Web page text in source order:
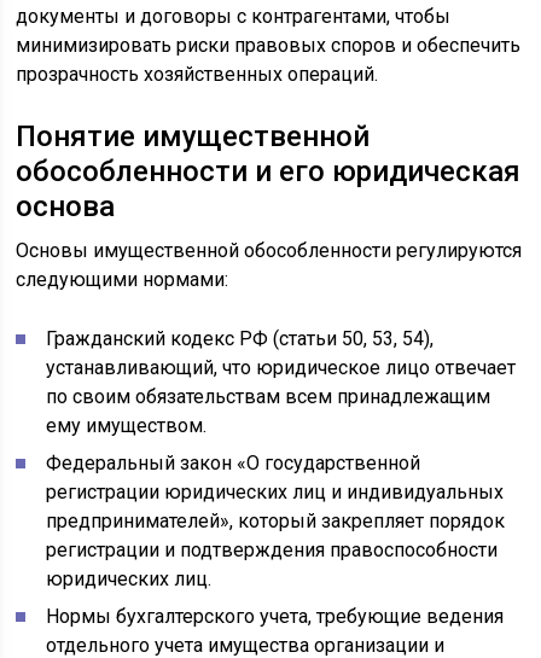
документы и договоры с контрагентами, чтобы
минимизировать риски правовых споров и обеспечить
прозрачность хозяйственных операций.
Понятие имущественной
обособленности и его юридическая
основа
Основы имущественной обособленности регулируются
следующими нормами:
Гражданский кодекс РФ (статьи 50, 53, 54),
устанавливающий, что юридическое лицо отвечает
по своим обязательствам всем принадлежащим
ему имуществом.
Федеральный закон «О государственной
регистрации юридических лиц и индивидуальных
предпринимателей», который закрепляет порядок
регистрации и подтверждения правоспособности
юридических лиц.
Нормы бухгалтерского учета, требующие ведения
отдельного учета имущества организации и